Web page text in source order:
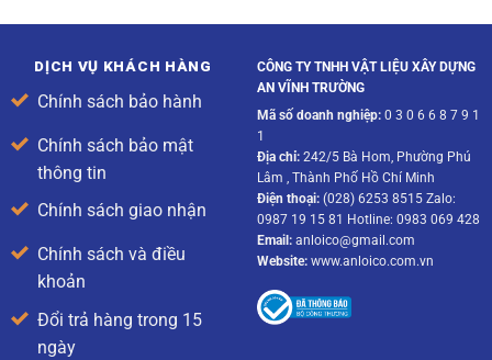
DỊCH VỤ KHÁCH HÀNG
Chính sách bảo hành
Chính sách bảo mật
thông tin
Chính sách giao nhận
Chính sách và điều
khoản
Đổi trả hàng trong 15
ngày
CÔNG TY TNHH VẬT LIỆU XÂY DỰNG
AN VĨNH TRƯỜNG
Mã số doanh nghiệp:0 3 0 6 6 8 7 9 1
1
Địa chỉ:242/5 Bà Hom, Phường Phú
Lâm , Thành Phố Hồ Chí Minh
Điện thoại:(028) 6253 8515 Zalo:
0987 19 15 81 Hotline: 0983 069 428
Email:anloico@gmail.com
Website:www.anloico.com.vn